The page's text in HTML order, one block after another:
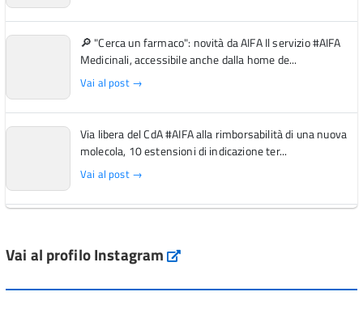
🔎 "Cerca un farmaco": novità da AIFA Il servizio #AIFA
Medicinali, accessibile anche dalla home de...
Vai al post →
Via libera del CdA #AIFA alla rimborsabilità di una nuova
molecola, 10 estensioni di indicazione ter...
Vai al post →
Vai al post →
Vai al profilo Instagram Instagram